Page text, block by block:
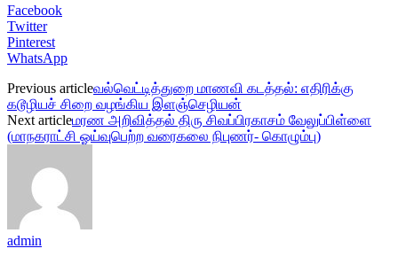
Facebook
Twitter
Pinterest
WhatsApp
Previous articleவல்வெட்டித்துறை மாணவி கடத்தல்: எதிரிக்கு
கடூழியச் சிறை வழங்கிய இளஞ்செழியன்
Next articleமரண அறிவித்தல் திரு சிவப்பிரகாசம் வேலுப்பிள்ளை
(மாநகராட்சி ஓய்வுபெற்ற வரைகலை நிபுணர்- கொழும்பு)
admin